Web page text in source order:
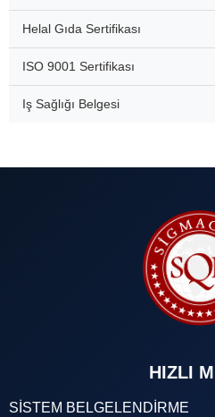
Helal Gıda Sertifikası
ISO 9001 Sertifikası
Iş Sağlığı Belgesi
HIZLI
SİSTEM BELGELENDİRME